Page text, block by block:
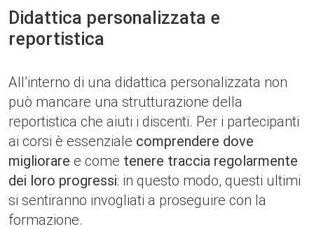
Didattica personalizzata e
reportistica
All’interno di una didattica personalizzata non
può mancare una strutturazione della
reportistica che aiuti i discenti. Per i partecipanti
ai corsi è essenziale comprendere dove
migliorare e come tenere traccia regolarmente
dei loro progressi: in questo modo, questi ultimi
si sentiranno invogliati a proseguire con la
formazione.